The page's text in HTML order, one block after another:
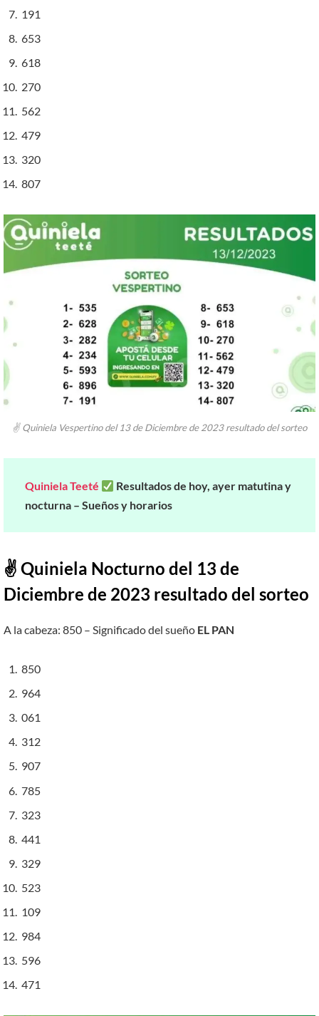
191
653
618
270
562
479
320
807
✌ Quiniela Vespertino del 13 de Diciembre de 2023 resultado del sorteo
Quiniela Teeté
Resultados de hoy, ayer matutina y
nocturna – Sueños y horarios
✌ Quiniela Nocturno del 13 de
Diciembre de 2023 resultado del sorteo
A la cabeza: 850 – Significado del sueño EL PAN
850
964
061
312
907
785
323
441
329
523
109
984
596
471